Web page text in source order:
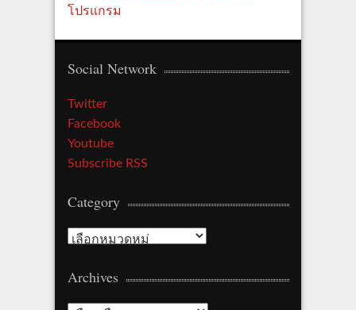
โปรแกรม
Social Network
Twitter
Facebook
Youtube
Subscribe RSS
Category
C
t
Archives